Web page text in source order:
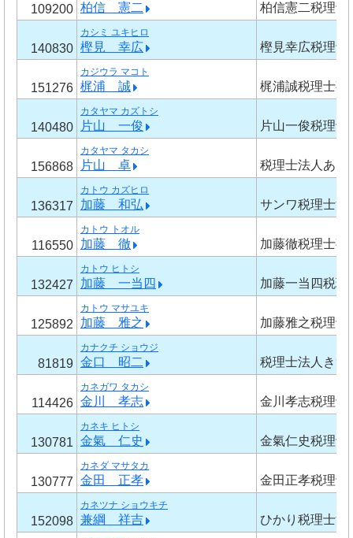
109200 柏信 憲二 柏信憲二税理士
140830
カシミ ユキヒロ
樫見 幸広 樫見幸広税理士
151276
カジウラ マコト
梶浦 誠 梶浦誠税理士事
140480
カタヤマ カズトシ
片山 一俊 片山一俊税理士
156868
カタヤマ タカシ
片山 卓 税理士法人あお
136317
カトウ カズヒロ
加藤 和弘 サンワ税理士法
116550
カトウ トオル
加藤 徹 加藤徹税理士事
132427
カトウ ヒトシ
加藤 一当四 加藤一当四税理
125892
カトウ マサユキ
加藤 雅之 加藤雅之税理士
81819
カナクチ ショウジ
金口 昭二 税理士法人きず
114426
カネガワ タカシ
金川 孝志 金川孝志税理士
130781
カネキ ヒトシ
金氣 仁史 金氣仁史税理士
130777
カネダ マサタカ
金田 正孝 金田正孝税理士
152098
カネツナ ショウキチ
兼綱 祥吉 ひかり税理士